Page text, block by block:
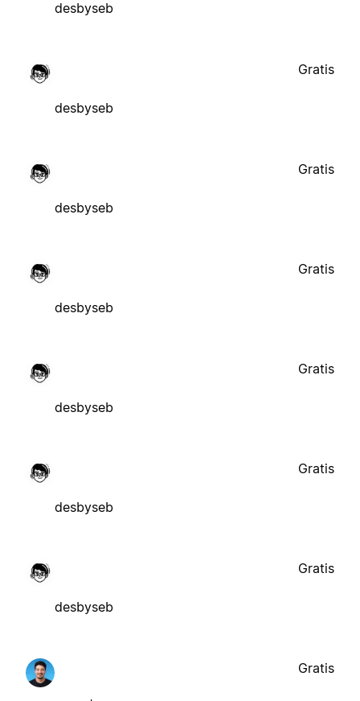
desbyseb
desbyseb
Gratis
desbyseb
Gratis
desbyseb
Gratis
desbyseb
Gratis
desbyseb
Gratis
desbyseb
Gratis
Gratis